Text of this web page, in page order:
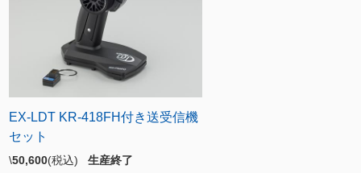
EX-LDT KR-418FH付き送受信機
セット
\50,600(税込) 生産終了